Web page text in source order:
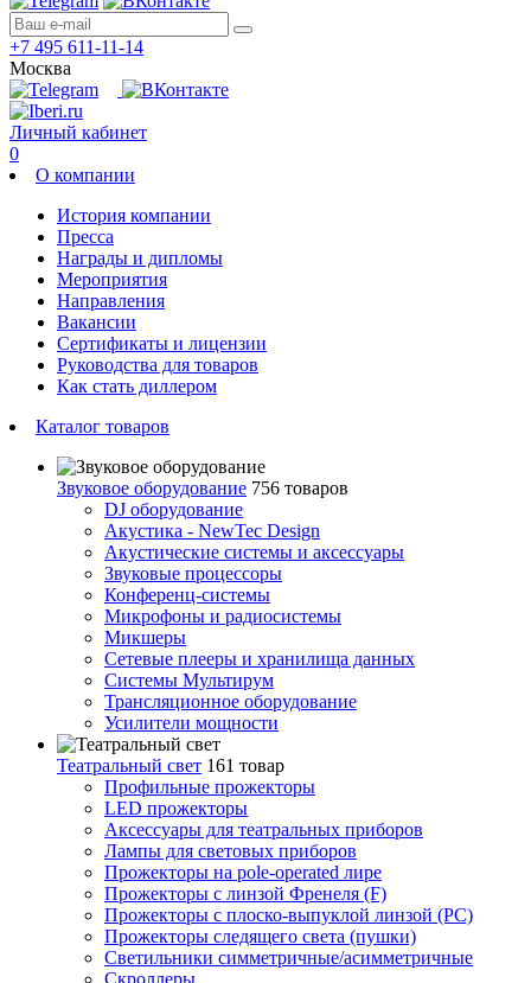
+7 495 611-11-14
Москва
Личный кабинет
0
О компании
История компании
Пресса
Награды и дипломы
Мероприятия
Направления
Вакансии
Сертификаты и лицензии
Руководства для товаров
Как стать диллером
Каталог товаров
Звуковое оборудование 756 товаров
DJ оборудование
Акустика - NewTec Design
Акустические системы и аксессуары
Звуковые процессоры
Конференц-системы
Микрофоны и радиосистемы
Микшеры
Сетевые плееры и хранилища данных
Системы Мультирум
Трансляционное оборудование
Усилители мощности
Театральный свет 161 товар
Профильные прожекторы
LED прожекторы
Аксессуары для театральных приборов
Лампы для световых приборов
Прожекторы на pole-operated лире
Прожекторы с линзой Френеля (F)
Прожекторы с плоско-выпуклой линзой (PC)
Прожекторы следящего света (пушки)
Светильники симметричные/асимметричные
Скроллеры